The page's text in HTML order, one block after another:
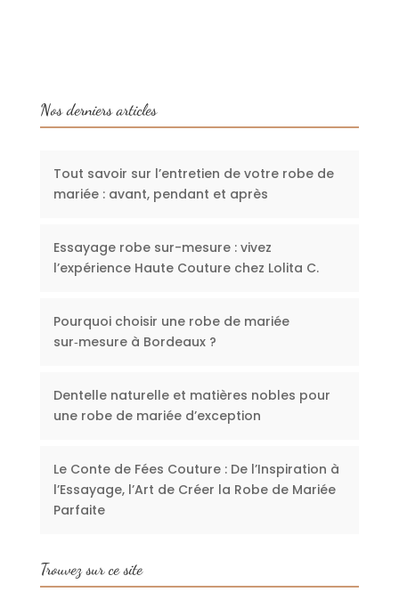
Nos derniers articles
Tout savoir sur l’entretien de votre robe de
mariée : avant, pendant et après
Essayage robe sur-mesure : vivez
l’expérience Haute Couture chez Lolita C.
Pourquoi choisir une robe de mariée
sur‑mesure à Bordeaux ?
Dentelle naturelle et matières nobles pour
une robe de mariée d’exception
Le Conte de Fées Couture : De l’Inspiration à
l’Essayage, l’Art de Créer la Robe de Mariée
Parfaite
Trouvez sur ce site